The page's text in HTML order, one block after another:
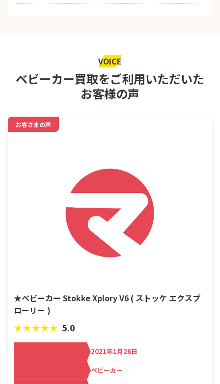
VOICE
ベビーカー買取をご利用いただいた
お客様の声
お客さまの声
★ベビーカー Stokke Xplory V6 ( ストッケ エクスプ
ローリー )
★★★★★ 5.0
2021年1月26日
ベビーカー